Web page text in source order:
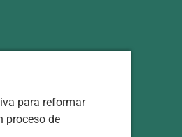
para reformar
proceso de